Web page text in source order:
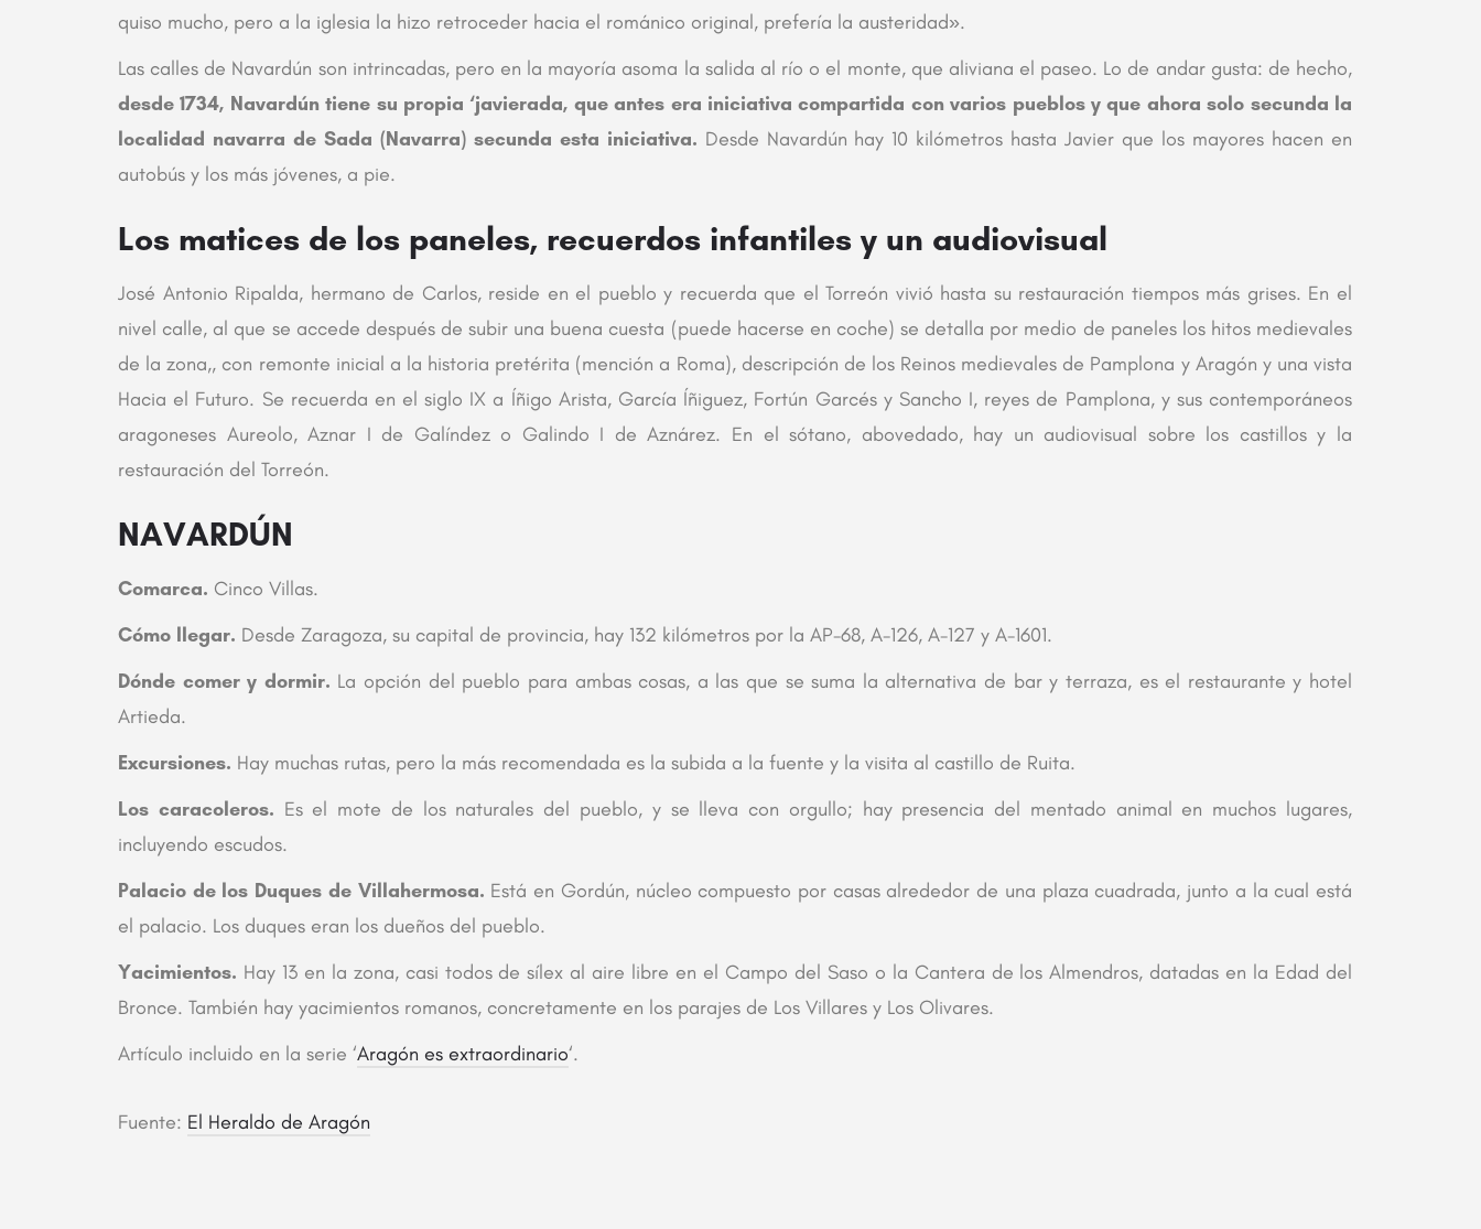
quiso mucho, pero a la iglesia la hizo retroceder hacia el románico original, prefería la austeridad».
Las calles de Navardún son intrincadas, pero en la mayoría asoma la salida al río o el monte, que aliviana el paseo. Lo de andar gusta: de hecho,
desde 1734, Navardún tiene su propia ‘javierada, que antes era iniciativa compartida con varios pueblos y que ahora solo secunda la
localidad navarra de Sada (Navarra) secunda esta iniciativa. Desde Navardún hay 10 kilómetros hasta Javier que los mayores hacen en
autobús y los más jóvenes, a pie.
Los matices de los paneles, recuerdos infantiles y un audiovisual
José Antonio Ripalda, hermano de Carlos, reside en el pueblo y recuerda que el Torreón vivió hasta su restauración tiempos más grises. En el
nivel calle, al que se accede después de subir una buena cuesta (puede hacerse en coche) se detalla por medio de paneles los hitos medievales
de la zona,, con remonte inicial a la historia pretérita (mención a Roma), descripción de los Reinos medievales de Pamplona y Aragón y una vista
Hacia el Futuro. Se recuerda en el siglo IX a Íñigo Arista, García Íñiguez, Fortún Garcés y Sancho I, reyes de Pamplona, y sus contemporáneos
aragoneses Aureolo, Aznar I de Galíndez o Galindo I de Aznárez. En el sótano, abovedado, hay un audiovisual sobre los castillos y la
restauración del Torreón.
NAVARDÚN
Comarca. Cinco Villas.
Cómo llegar. Desde Zaragoza, su capital de provincia, hay 132 kilómetros por la AP-68, A-126, A-127 y A-1601.
Dónde comer y dormir. La opción del pueblo para ambas cosas, a las que se suma la alternativa de bar y terraza, es el restaurante y hotel
Artieda.
Excursiones. Hay muchas rutas, pero la más recomendada es la subida a la fuente y la visita al castillo de Ruita.
Los caracoleros. Es el mote de los naturales del pueblo, y se lleva con orgullo; hay presencia del mentado animal en muchos lugares,
incluyendo escudos.
Palacio de los Duques de Villahermosa. Está en Gordún, núcleo compuesto por casas alrededor de una plaza cuadrada, junto a la cual está
el palacio. Los duques eran los dueños del pueblo.
Yacimientos. Hay 13 en la zona, casi todos de sílex al aire libre en el Campo del Saso o la Cantera de los Almendros, datadas en la Edad del
Bronce. También hay yacimientos romanos, concretamente en los parajes de Los Villares y Los Olivares.
Artículo incluido en la serie ‘Aragón es extraordinario‘.
Fuente: El Heraldo de Aragón